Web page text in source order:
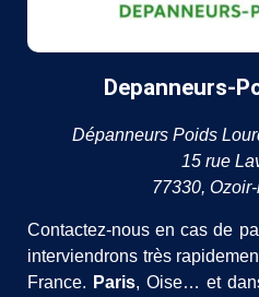
Depanneurs-
Dépanneurs Poids
15 rue
77330,
Contactez-nous en cas de
interviendrons très
France. Paris, Oise… et